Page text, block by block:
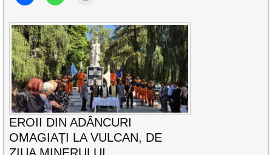
EROII DIN ADÂNCURI
OMAGIAȚI LA VULCAN, DE